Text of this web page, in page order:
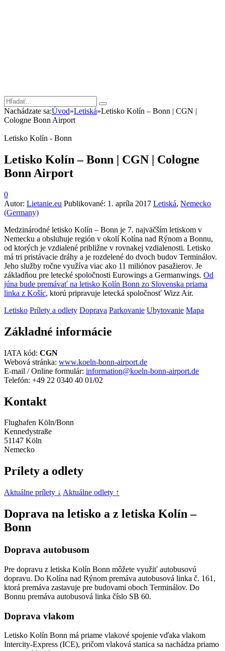
Nachádzate sa:Úvod»Letiská»Letisko Kolín – Bonn | CGN |
Cologne Bonn Airport
Letisko Kolín - Bonn
Letisko Kolín – Bonn | CGN | Cologne
Bonn Airport
0
Autor: Lietanie.eu Publikované: 1. apríla 2017 Letiská, Nemecko
(Germany)
Medzinárodné letisko Kolín – Bonn je 7. najväčším letiskom v
Nemecku a obsluhuje región v okolí Kolína nad Rýnom a Bonnu,
od ktorých je vzdialené približne v rovnakej vzdialenosti. Letisko
má tri pristávacie dráhy a je rozdelené do dvoch budov Terminálov.
Jeho služby ročne využíva viac ako 11 miliónov pasažierov. Je
základňou pre letecké spoločnosti Eurowings a Germanwings. Od
júna bude premávať na letisko Kolín Bonn zo Slovenska priama
linka z Košíc, ktorú pripravuje letecká spoločnosť Wizz Air.
Letisko Prílety a odlety Doprava Parkovanie Ubytovanie Mapa
Základné informácie
IATA kód: CGN
Webová stránka: www.koeln-bonn-airport.de
E-mail / Online formulár: information@koeln-bonn-airport.de
Telefón: +49 22 0340 40 01/02
Kontakt
Flughafen Köln/Bonn
Kennedystraße
51147 Köln
Nemecko
Prílety a odlety
Aktuálne prílety ↓ Aktuálne odlety ↑
Doprava na letisko a z letiska Kolín –
Bonn
Doprava autobusom
Pre dopravu z letiska Kolín Bonn môžete využiť autobusovú
dopravu. Do Kolína nad Rýnom premáva autobusová linka č. 161,
ktorá premáva zastavuje pre budovami oboch Terminálov. Do
Bonnu premáva autobusová linka číslo SB 60.
Doprava vlakom
Letisko Kolín Bonn má priame vlakové spojenie vďaka vlakom
Intercity-Express (ICE), pričom vlaková stanica sa nachádza priamo